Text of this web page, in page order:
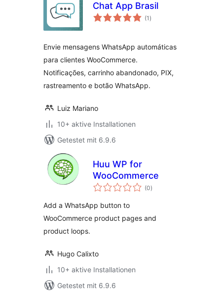
Chat App Brasil
(1 Bewertungen
insgesamt
)
Envie mensagens WhatsApp automáticas
para clientes WooCommerce.
Notificações, carrinho abandonado, PIX,
rastreamento e botão WhatsApp.
Luiz Mariano
10+ aktive Installationen
Getestet mit 6.9.6
Huu WP for
WooCommerce
(0Bewertungen
insgesamt
)
Add a WhatsApp button to
WooCommerce product pages and
product loops.
Hugo Calixto
10+ aktive Installationen
Getestet mit 6.9.6